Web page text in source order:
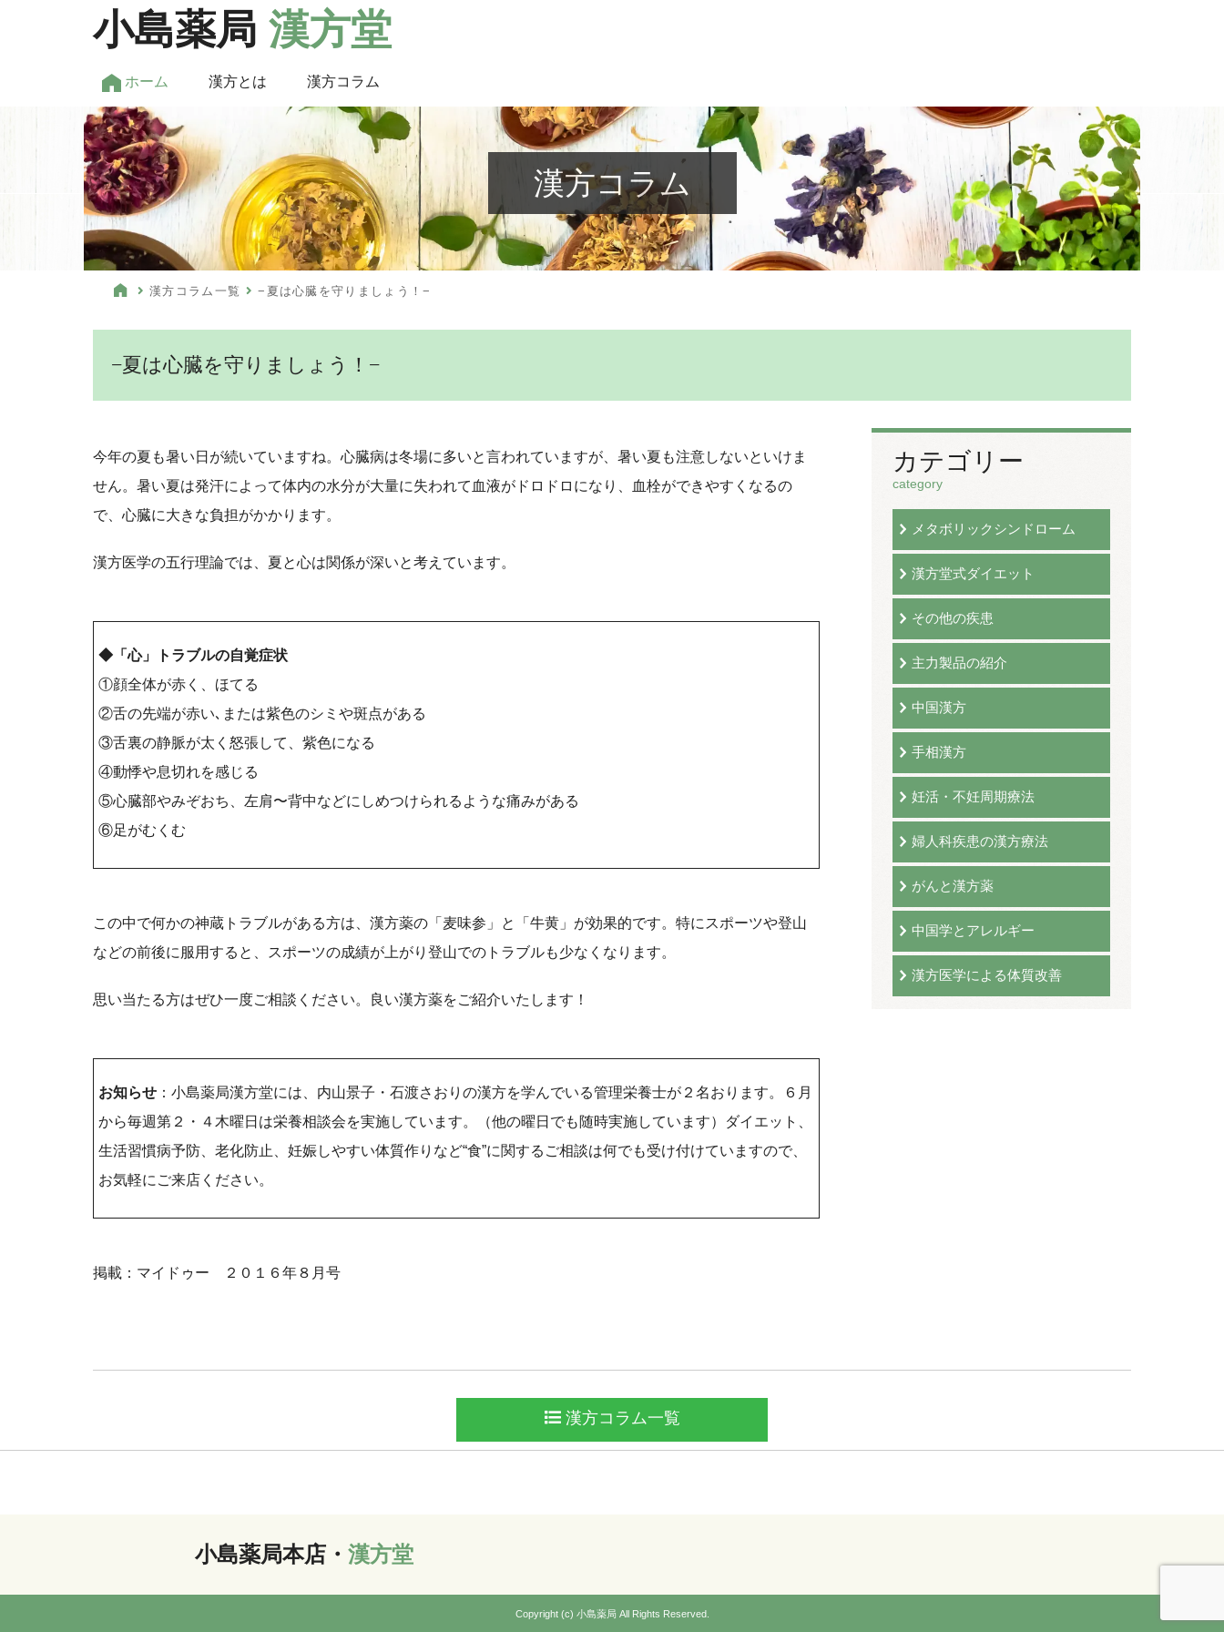
小島薬局 漢方堂
ホーム 漢方とは 漢方コラム
漢方コラム
漢方コラム一覧 −夏は心臓を守りましょう！−
−夏は心臓を守りましょう！−
今年の夏も暑い日が続いていますね。心臓病は冬場に多いと言われていますが、暑い夏も注意しないといけま
せん。暑い夏は発汗によって体内の水分が大量に失われて血液がドロドロになり、血栓ができやすくなるの
で、心臓に大きな負担がかかります。
漢方医学の五行理論では、夏と心は関係が深いと考えています。
◆「心」トラブルの自覚症状
①顔全体が赤く、ほてる
②舌の先端が赤い､または紫色のシミや斑点がある
③舌裏の静脈が太く怒張して、紫色になる
④動悸や息切れを感じる
⑤心臓部やみぞおち、左肩〜背中などにしめつけられるような痛みがある
⑥足がむくむ
この中で何かの神蔵トラブルがある方は、漢方薬の「麦味参」と「牛黄」が効果的です。特にスポーツや登山
などの前後に服用すると、スポーツの成績が上がり登山でのトラブルも少なくなります。
思い当たる方はぜひ一度ご相談ください。良い漢方薬をご紹介いたします！
お知らせ ：小島薬局漢方堂には、内山景子・石渡さおりの漢方を学んでいる管理栄養士が２名おります。６月
から毎週第２・４木曜日は栄養相談会を実施しています。（他の曜日でも随時実施しています）ダイエット、
生活習慣病予防、老化防止、妊娠しやすい体質作りなど“食”に関するご相談は何でも受け付けていますので、
お気軽にご来店ください。
掲載：マイドゥー ２０１６年８月号
カテゴリー
category
メタボリックシンドローム
漢方堂式ダイエット
その他の疾患
主力製品の紹介
中国漢方
手相漢方
妊活・不妊周期療法
婦人科疾患の漢方療法
がんと漢方薬
中国学とアレルギー
漢方医学による体質改善
漢方コラム一覧
小島薬局本店・ 漢方堂
Copyright (c) 小島薬局 All Rights Reserved.